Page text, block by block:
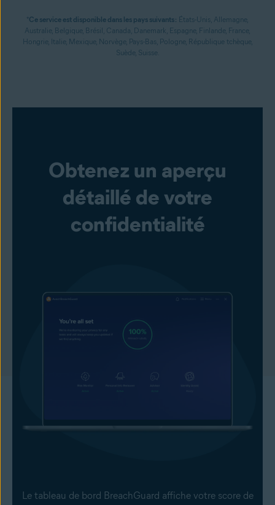
*Ce service est disponible dans les pays suivants : États-Unis, Allemagne,
Australie, Belgique, Brésil, Canada, Danemark, Espagne, Finlande, France,
Hongrie, Italie, Mexique, Norvège, Pays-Bas, Pologne, République tchèque,
Suède, Suisse.
Obtenez un aperçu
détaillé de votre
confidentialité
Le tableau de bord BreachGuard affiche votre score de